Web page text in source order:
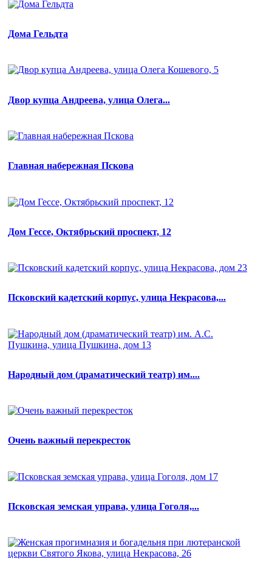
Дома Гельдта
Двор купца Андреева, улица Олега...
Главная набережная Пскова
Дом Гессе, Октябрьский проспект, 12
Псковский кадетский корпус, улица Некрасова,...
Народный дом (драматический театр) им....
Очень важный перекресток
Псковская земская управа, улица Гоголя,...